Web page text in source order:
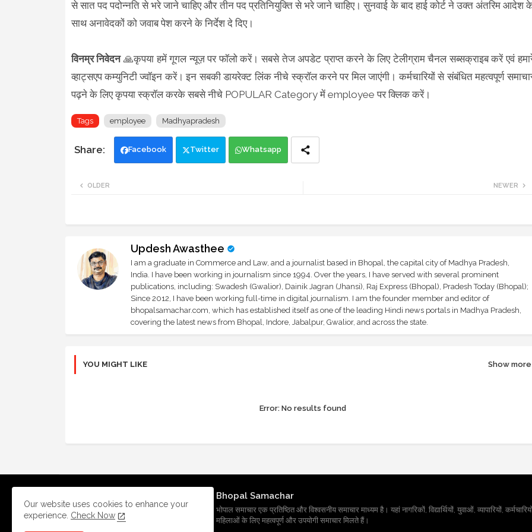
से सात पद पदोन्नति से भरे जाने चाहिए और तीन पद प्रतिनियुक्ति से भरे जाने चाहिए। सुनवाई के बाद हाई कोर्ट ने उक्त अंतरिम आदेश
साथ अनावेदकों को जवाब पेश करने के निर्देश दे दिए।
विनम्र निवेदन 🙏कृपया हमें गूगल न्यूज़ पर फॉलो करें। सबसे तेज अपडेट प्राप्त करने के लिए टेलीग्राम चैनल सब्सक्राइब करें एवं
व्हाट्सएप कम्युनिटी ज्वॉइन करें। इन सबकी डायरेक्ट लिंक नीचे स्क्रॉल करने पर मिल जाएंगी। कर्मचारियों से संबंधित महत्वपूर्ण
पढ़ने के लिए कृपया स्क्रॉल करके सबसे नीचे POPULAR Category में employee पर क्लिक करें।
Tags employee Madhyapradesh
Facebook Twitter Whatsapp
NEWER
OLDER
Updesh Awasthee
I am a graduate in Commerce and Law, and a journalist based in Bhopal, the capital city of Madhya Pradesh,
India. I have been working in journalism since 1994. Over the years, I have served with several prominent
publications, including: Swadesh (Gwalior), Dainik Jagran (Jhansi), Raj Express (Bhopal), Pradesh Today (Bhopal);
Since 2012, I have been working full-time in digital journalism. I am the founder member and editor of
bhopalsamachar.com, which has established itself as one of the leading Hindi news portals in Madhya Pradesh,
covering the latest news from Bhopal, Indore, Jabalpur, Gwalior, and across the state.
YOU MIGHT LIKE Show more
Error:No results found
Bhopal Samachar
भोपाल समाचार एक प्रतिष्ठित और विश्वसनीय समाचार माध्यम है। यहां नागरिकों, विद्यार्थियों, युवाओं, व्यापारियों,
महिलाओं के लिए महत्वपूर्ण और उपयोगी समाचार मिलते हैं।
Our website uses cookies to enhance your
experience. Check Now